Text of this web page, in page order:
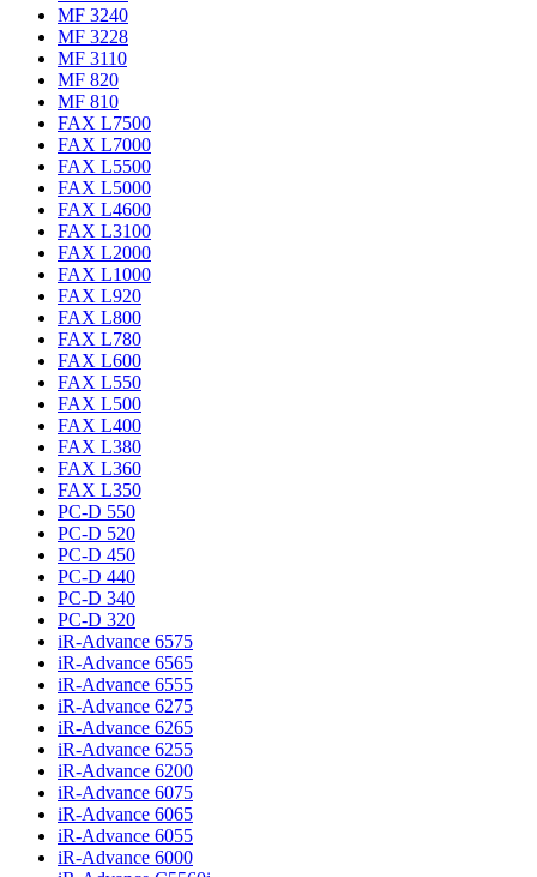
MF 3240
MF 3228
MF 3110
MF 820
MF 810
FAX L7500
FAX L7000
FAX L5500
FAX L5000
FAX L4600
FAX L3100
FAX L2000
FAX L1000
FAX L920
FAX L800
FAX L780
FAX L600
FAX L550
FAX L500
FAX L400
FAX L380
FAX L360
FAX L350
PC-D 550
PC-D 520
PC-D 450
PC-D 440
PC-D 340
PC-D 320
iR-Advance 6575
iR-Advance 6565
iR-Advance 6555
iR-Advance 6275
iR-Advance 6265
iR-Advance 6255
iR-Advance 6200
iR-Advance 6075
iR-Advance 6065
iR-Advance 6055
iR-Advance 6000